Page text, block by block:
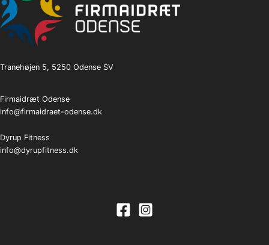
Tranehøjen 5, 5250 Odense SV
Firmaidræt Odense
info@firmaidraet-odense.dk
Dyrup Fitness
info@dyrupfitness.dk